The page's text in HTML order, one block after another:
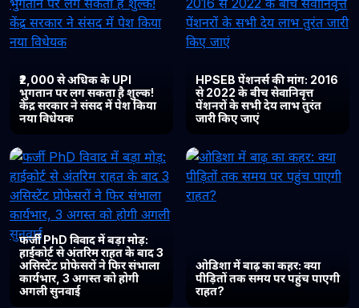
₹2,000 से अधिक के UPI
भुगतान पर लग सकता है शुल्क!
केंद्र सरकार ने संसद में पेश किया
नया विधेयक
HPSEB पेंशनर्स की मांग: 2016
से 2022 के बीच सेवानिवृत्त
पेंशनरों के सभी देय लाभ तुरंत
जारी किए जाएं
फर्जी PhD विवाद में बड़ा मोड़:
हाईकोर्ट से अंतरिम राहत के बाद 3
असिस्टेंट प्रोफेसरों ने फिर संभाला
कार्यभार, 3 अगस्त को होगी
अगली सुनवाई
ओडिशा में बाढ़ का कहर: क्या
पीड़ितों तक समय पर पहुंच पाएगी
राहत?